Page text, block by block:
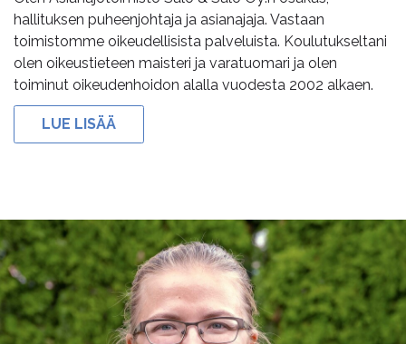
hallituksen puheenjohtaja ja asianajaja. Vastaan
toimistomme oikeudellisista palveluista. Koulutukseltani
olen oikeustieteen maisteri ja varatuomari ja olen
toiminut oikeudenhoidon alalla vuodesta 2002 alkaen.
LUE LISÄÄ